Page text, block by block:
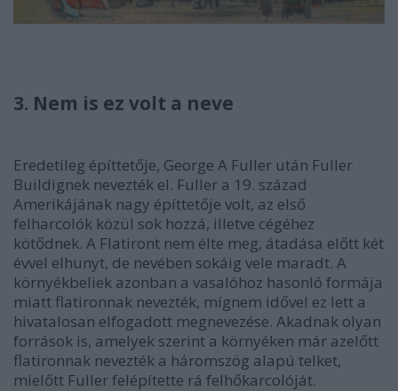
3. Nem is ez volt a neve
Eredetileg építtetője, George A Fuller után Fuller
Buildignek nevezték el. Fuller a 19. század
Amerikájának nagy építtetője volt, az első
felharcolók közül sok hozzá, illetve cégéhez
kötődnek. A Flatiront nem élte meg, átadása előtt két
évvel elhunyt, de nevében sokáig vele maradt. A
környékbeliek azonban a vasalóhoz hasonló formája
miatt flatironnak nevezték, mígnem idővel ez lett a
hivatalosan elfogadott megnevezése. Akadnak olyan
források is, amelyek szerint a környéken már azelőtt
flatironnak nevezték a háromszög alapú telket,
mielőtt Fuller felépítette rá felhőkarcolóját.